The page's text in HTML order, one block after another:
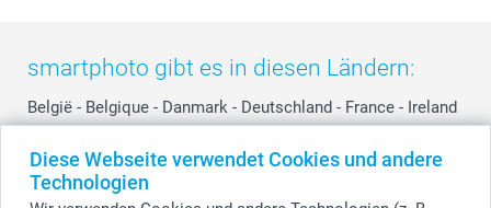
Diese Webseite verwendet Cookies und andere
Technologien
smartphoto gibt es in diesen Ländern:
België - Belgique - Danmark - Deutschland - France - Ireland
Switzerland - Suomi - Sverige - United Kingdom -
Other Countries